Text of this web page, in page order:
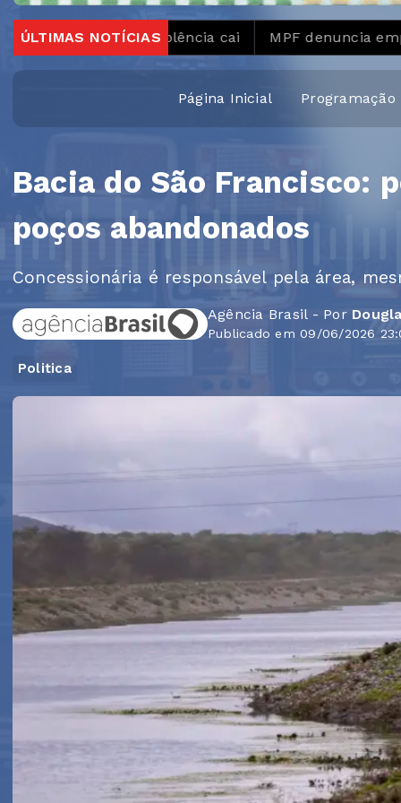
ÚLTIMAS NOTÍCIAS
cai MPF denuncia empresas donas
Página Inicial Programação
Bacia do São Francisco:
poços abandonados
Concessionária é responsável pela área,
Agência Brasil - Por
Publicado em 09/06/2026
Politica